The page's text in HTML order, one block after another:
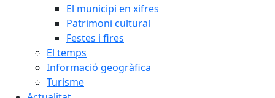
El municipi en xifres
Patrimoni cultural
Festes i fires
El temps
Informació geogràfica
Turisme